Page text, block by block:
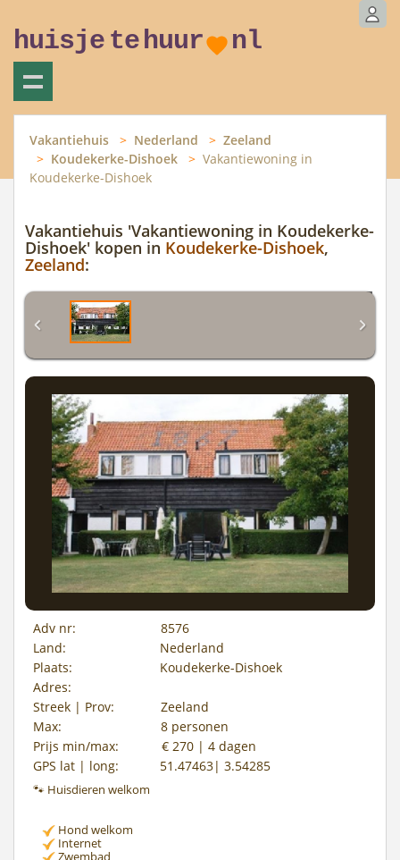
huisje tehuur nl
Vakantiehuis Nederland
Zeeland
Koudekerke-Dishoek
Vakantiewoning in
Koudekerke-Dishoek
Vakantiehuis 'Vakantiewoning in Koudekerke-
Dishoek' kopen in Koudekerke-Dishoek,
Zeeland:
Adv nr:
8576
Land:
Nederland
Plaats:
Koudekerke-Dishoek
Adres:
Streek | Prov:
Zeeland
Max:
8 personen
Prijs min/max:
€ 270 | 4 dagen
GPS lat | long:
51.47463| 3.54285
🐾 Huisdieren welkom
Hond welkom
Internet
Zwembad